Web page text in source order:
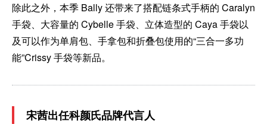
除此之外，本季 Bally 还带来了搭配链条式手柄的 Caralyn
手袋、大容量的 Cybelle 手袋、立体造型的 Caya 手袋以
及可以作为单肩包、手拿包和折叠包使用的“三合一多功
能”Crissy 手袋等新品。
宋茜出任科颜氏品牌代言人